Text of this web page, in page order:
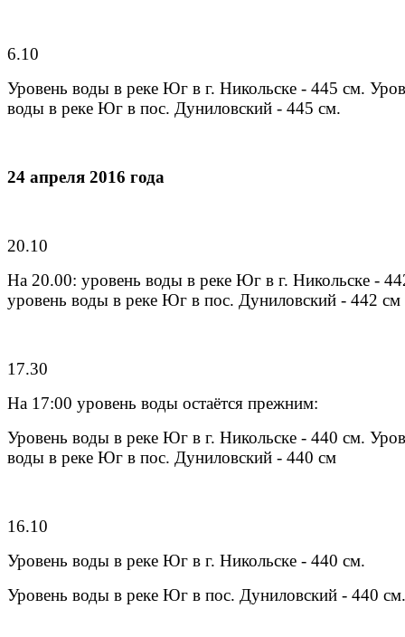
6.10
Уровень воды в реке Юг в г. Никольске - 445 см.
воды в реке Юг в пос. Дуниловский - 445 см.
24 апреля 2016 года
20.10
На 20.00: уровень воды в реке Юг в г. Никольске -
уровень воды в реке Юг в пос. Дуниловский - 442 см
17.30
На 17:00 уровень воды остаётся прежним:
Уровень воды в реке Юг в г. Никольске - 440 см.
воды в реке Юг в пос. Дуниловский - 440 см
16.10
Уровень воды в реке Юг в г. Никольске - 440 см.
Уровень воды в реке Юг в пос. Дуниловский - 440 см.